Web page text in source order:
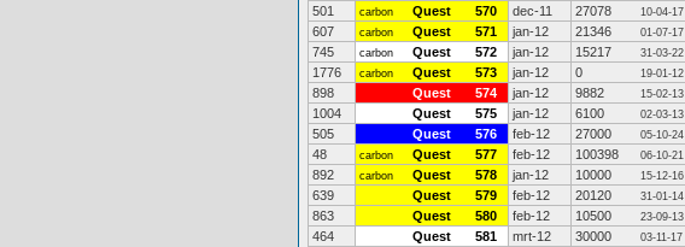
501
carbon Quest 570 dec-11 27078 10-04-17
607
carbon Quest 571 jan-12 21346 01-07-17
745
carbon Quest 572 jan-12 15217 31-03-22
1776
carbon Quest 573 jan-12 0 19-01-12
898
Quest 574 jan-12 9882 15-02-13
1004
Quest 575 jan-12 6100 02-03-13
505
Quest 576 feb-12 27000 05-10-24
48
carbon Quest 577 feb-12 100398 06-10-21
892
carbon Quest 578 jan-12 10000 15-12-16
639
Quest 579 feb-12 20120 31-01-14
863
Quest 580 feb-12 10500 23-09-13
464
Quest 581 mrt-12 30000 03-11-17